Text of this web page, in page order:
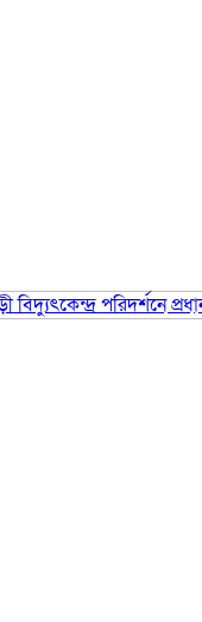
বিদ্যুৎকেন্দ্র পরিদর্শনে